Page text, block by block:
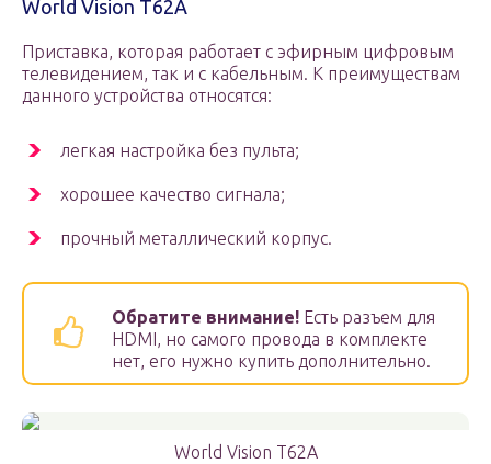
World Vision T62A
Приставка, которая работает с эфирным цифровым
телевидением, так и с кабельным. К преимуществам
данного устройства относятся:
легкая настройка без пульта;
хорошее качество сигнала;
прочный металлический корпус.
Обратите внимание! Есть разъем для
HDMI, но самого провода в комплекте
нет, его нужно купить дополнительно.
World Vision T62A